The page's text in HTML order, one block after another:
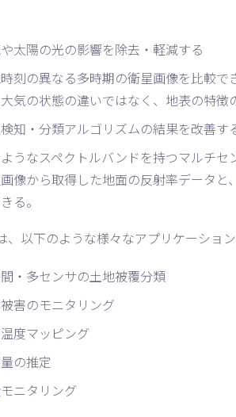
太陽の光の影響を除去・軽減する
刻の異なる多時期の衛星画像を比較
気の状態の違いではなく、地表の特徴
知・分類アルゴリズムの結果を改善す
うなスペクトルバンドを持つマルチ
像から取得した地面の反射率データ
る。
、以下のような様々なアプリケーショ
・多センサの土地被覆分類
害のモニタリング
度マッピング
の推定
ニタリング